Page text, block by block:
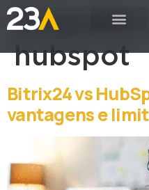
Etiqueta:
hubspot
Bitrix24 vs
vantagens e